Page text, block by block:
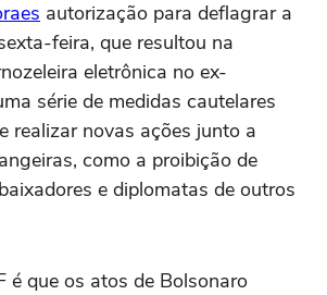
autorização para deflagrar a
feira, que resultou na
eletrônica no ex-
série de medidas cautelares
realizar novas ações junto a
como a proibição de
e diplomatas de outros
é que os atos de Bolsonaro